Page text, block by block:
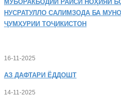
МУБОРАКБОДИИ РАИСИ НОҲИЯИ
НУСРАТУЛЛО САЛИМЗОДА БА
ҶУМҲУРИИ ТОҶИКИСТОН
16-11-2025
АЗ ДАФТАРИ ЁДДОШТ
14-11-2025